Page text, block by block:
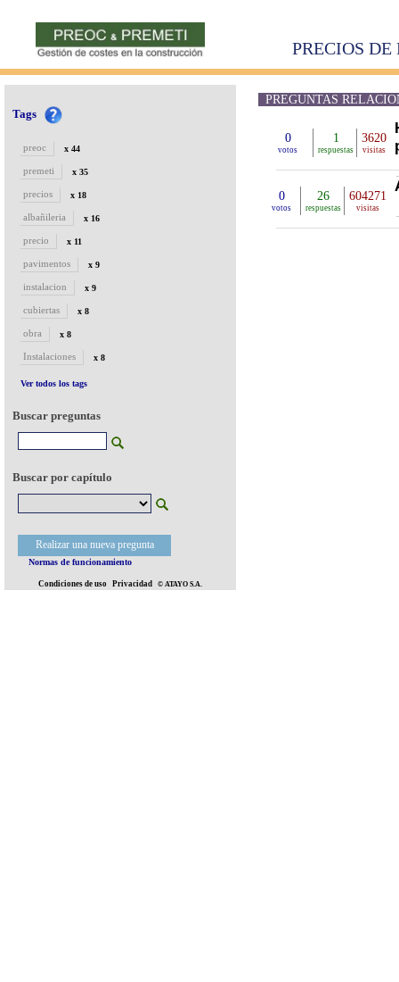
PRECIOS
Tags
preoc x 44
premeti x 35
precios x 18
albañileria x 16
precio x 11
pavimentos x 9
instalacion x 9
cubiertas x 8
obra x 8
Instalaciones x 8
Ver todos los tags
Buscar preguntas
Buscar por capítulo
Realizar una nueva pregunta
Normas de funcionamiento
Condiciones de uso Privacidad © ATAYO S.A.
PREGUNTAS
0
votos
1
respuestas
3620
visitas
0
votos
26
respuestas
604271
visitas